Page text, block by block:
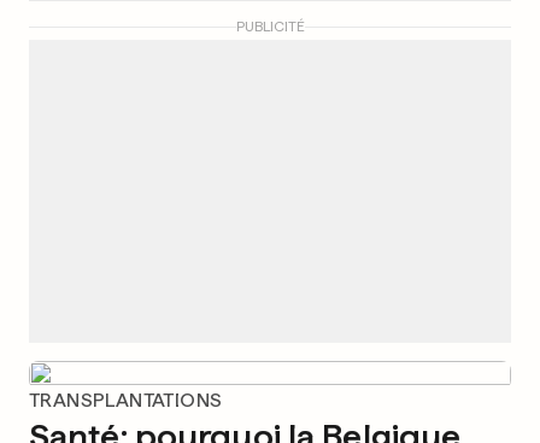
PUBLICITÉ
TRANSPLANTATIONS